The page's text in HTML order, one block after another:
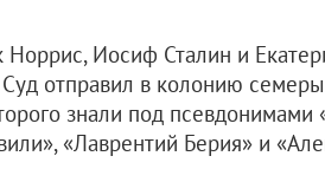
Иосиф Сталин и
отправил в колонию
знали под псевдонимами
«Лаврентий Берия» и